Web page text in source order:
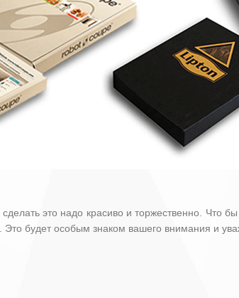
это надо красиво и торжественно. Что
будет особым знаком вашего внимания и